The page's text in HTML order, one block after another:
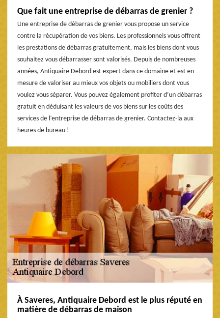
Que fait une entreprise de débarras de grenier ?
Une entreprise de débarras de grenier vous propose un service
contre la récupération de vos biens. Les professionnels vous offrent
les prestations de débarras gratuitement, mais les biens dont vous
souhaitez vous débarrasser sont valorisés. Depuis de nombreuses
années, Antiquaire Debord est expert dans ce domaine et est en
mesure de valoriser au mieux vos objets ou mobiliers dont vous
voulez vous séparer. Vous pouvez également profiter d’un débarras
gratuit en déduisant les valeurs de vos biens sur les coûts des
services de l’entreprise de débarras de grenier. Contactez-la aux
heures de bureau !
À Saveres, Antiquaire Debord est le plus réputé en
matière de débarras de maison